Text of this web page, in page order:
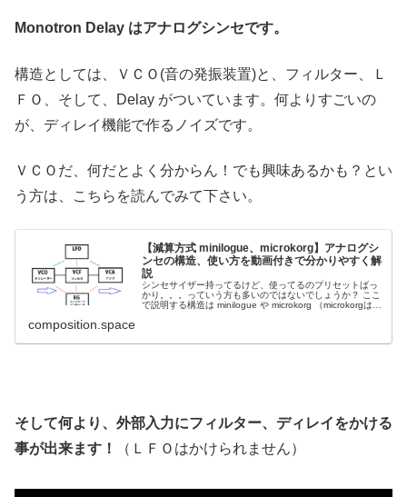
Monotron Delay はアナログシンセです。
構造としては、ＶＣＯ(音の発振装置)と、フィルター、Ｌ
ＦＯ、そして、Delay がついています。何よりすごいの
が、ディレイ機能で作るノイズです。
ＶＣＯだ、何だとよく分からん！でも興味あるかも？とい
う方は、こちらを読んでみて下さい。
【減算方式 minilogue、microkorg】アナログシ
ンセの構造、使い方を動画付きで分かりやすく解
説
シンセサイザー持ってるけど、使ってるのプリセットばっ
かり。。。っていう方も多いのではないでしょうか？ ここ
で説明する構造は minilogue や microkorg （microkorgはア
composition.space
そして何より、外部入力にフィルター、ディレイをかける
事が出来ます！
（ＬＦＯはかけられません）